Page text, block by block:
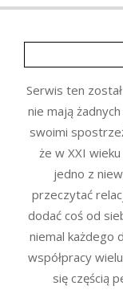
Serwis ten
nie mają
swoimi
że w XXI
jedno z
przeczytać
dodać coś od
niemal każdego
współpracy
się częścią